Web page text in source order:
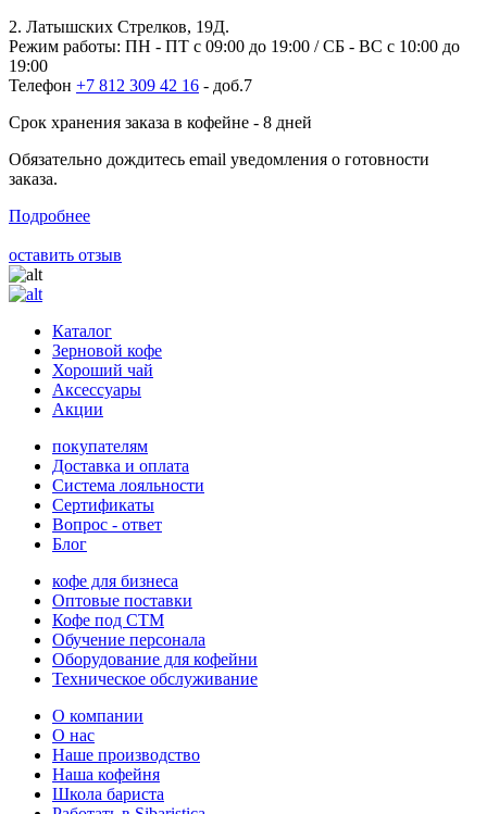
2. Латышских Стрелков, 19Д.
Режим работы: ПН - ПТ с 09:00 до 19:00 / СБ - ВС с 10:00 до
19:00
Телефон +7 812 309 42 16 - доб.7
Срок хранения заказа в кофейне - 8 дней
Обязательно дождитесь email уведомления о готовности
заказа.
Подробнее
оставить отзыв
Каталог
Зерновой кофе
Хороший чай
Аксессуары
Акции
покупателям
Доставка и оплата
Система лояльности
Сертификаты
Вопрос - ответ
Блог
кофе для бизнеса
Оптовые поставки
Кофе под СТМ
Обучение персонала
Оборудование для кофейни
Техническое обслуживание
О компании
О нас
Наше производство
Наша кофейня
Школа бариста